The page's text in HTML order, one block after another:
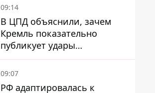
09:14
В ЦПД объяснили, зачем
Кремль показательно
публикует удары
баллистики по Киеву
09:07
РФ адаптировалась к